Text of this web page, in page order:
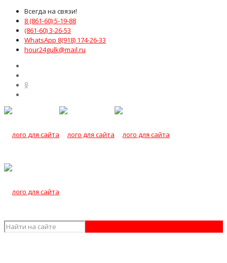
Всегда на связи!
8 (861-60) 5-19-88
(861-60) 3-26-53
WhatsApp 8(918) 174-26-33
hour24gulk@mail.ru